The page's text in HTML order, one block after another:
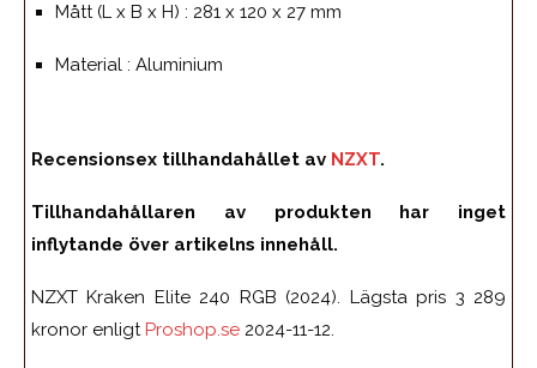
Mått (L x B x H) : 281 x 120 x 27 mm
Material : Aluminium
Recensionsex tillhandahållet av NZXT.
Tillhandahållaren av produkten har inget
inflytande över artikelns innehåll.
NZXT Kraken Elite 240 RGB (2024). Lägsta pris 3 289
kronor enligt Proshop.se 2024-11-12.